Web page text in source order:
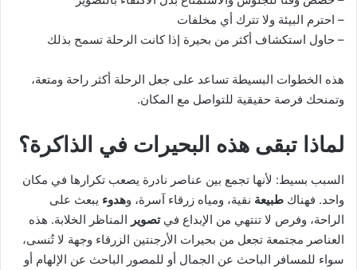
– احترم البيئة ولا تترك أي مخلفات
– حاول استكشاف أكثر من بحيرة إذا كانت الرحلة تسمح بذلك
هذه الخطوات البسيطة تساعد على جعل الرحلة أكثر راحة ومتعة،
وتمنحك فرصة حقيقية للتواصل مع المكان.
لماذا تبقى هذه البحيرات في الذاكرة؟
السبب بسيط: لأنها تجمع بين عناصر نادرة يصعب تكرارها في مكان
واحد. فهناك طبيعة نقية، ومياه زرقاء آسرة، وهدوء يبعث على
الراحة، وفرص لا تنتهي من الإبداع فيتصوير المناظر الخلابة. هذه
العناصر مجتمعة تجعل من بحيرات الأرجنتين الزرقاء وجهة لا تُنسى،
سواء للمسافر الباحث عن الجمال أو للمصور الباحث عن الإلهام أو